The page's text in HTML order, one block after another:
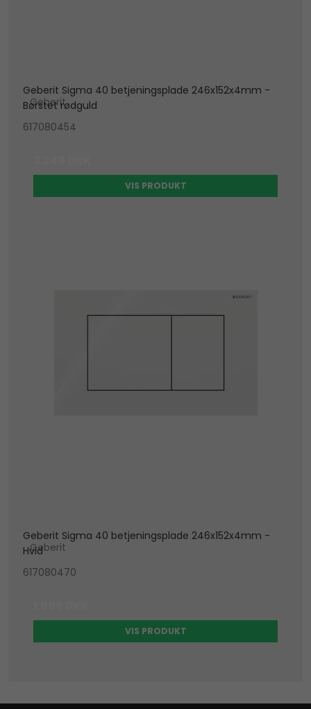
Geberit Sigma 40 betjeningsplade 246x152x4mm -
Børstet rødguld
Geberit
617080454
VIS PRODUKT
Geberit Sigma 40 betjeningsplade 246x152x4mm -
Hvid
Geberit
617080470
VIS PRODUKT